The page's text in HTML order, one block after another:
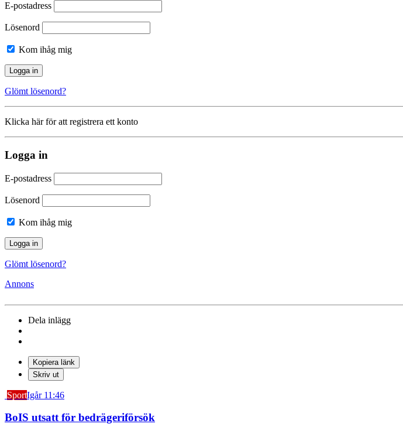
E-postadress
Lösenord
Kom ihåg mig
Glömt lösenord?
Klicka här för att registrera ett konto
Logga in
E-postadress
Lösenord
Kom ihåg mig
Glömt lösenord?
Annons
Dela inlägg
Kopiera länk
Skriv ut
SportIgår 11:46
BoIS utsatt för bedrägeriförsök